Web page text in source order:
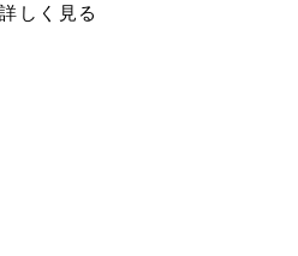
しく見る